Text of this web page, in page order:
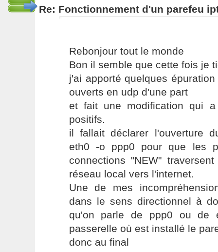
Re: Fonctionnement d'un parefeu
Rebonjour tout le monde
Bon il semble que cette fois je
j'ai apporté quelques
ouverts en udp d'une part
et fait une modification qui
positifs.
il fallait déclarer l'ouverture
eth0 -o ppp0 pour que les
connections "NEW"
réseau local vers l'internet.
Une de mes
dans le sens directionnel à
qu'on parle de ppp0 ou de
passerelle où est installé le
donc au final